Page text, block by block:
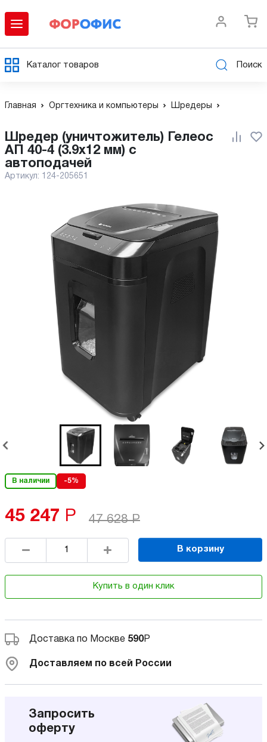
Каталог товаров Поиск
Главная Оргтехника и компьютеры Шредеры
Шредер (уничтожитель) Гелеос
АП 40-4 (3.9x12 мм) с
автоподачей
Артикул: 124-205651
В наличии -5%
45 247 Р 47 628 Р
В корзину
Купить в один клик
Доставка по Москве 590Р
Доставляем по всей России
Запросить
оферту